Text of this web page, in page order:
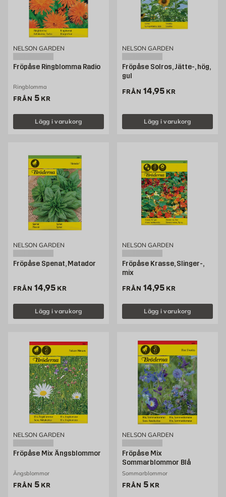
NELSON GARDEN
Fröpåse Ringblomma Radio
Ringblomma
FRÅN Pris 5 kr
5 KR
Lägg i varukorg
NELSON GARDEN
Fröpåse Solros, Jätte-, hög,
gul
FRÅN Pris 14.95 kr
14,95 KR
Lägg i varukorg
NELSON GARDEN
Fröpåse Spenat, Matador
FRÅN Pris 14.95 kr
14,95 KR
Lägg i varukorg
NELSON GARDEN
Fröpåse Krasse, Slinger-,
mix
FRÅN Pris 14.95 kr
14,95 KR
Lägg i varukorg
NELSON GARDEN
Fröpåse Mix Ängsblommor
Ängsblommor
FRÅN Pris 5 kr
5 KR
NELSON GARDEN
Fröpåse Mix
Sommarblommor Blå
Sommarblommor
FRÅN Pris 5 kr
5 KR